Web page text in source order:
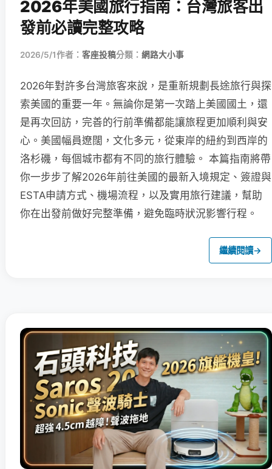
2026年美國旅行指南：台灣旅客出
發前必讀完整攻略
2026/5/1作者： 客座投稿分類： 網路大小事
2026年對許多台灣旅客來說，是重新規劃長途旅行與探
索美國的重要一年。無論你是第一次踏上美國國土，還
是再次回訪，完善的行前準備都能讓旅程更加順利與安
心。美國幅員遼闊，文化多元，從東岸的紐約到西岸的
洛杉磯，每個城市都有不同的旅行體驗。 本篇指南將帶
你一步步了解2026年前往美國的最新入境規定、簽證與
ESTA申請方式、機場流程，以及實用旅行建議，幫助
你在出發前做好完整準備，避免臨時狀況影響行程。
繼續閱讀→